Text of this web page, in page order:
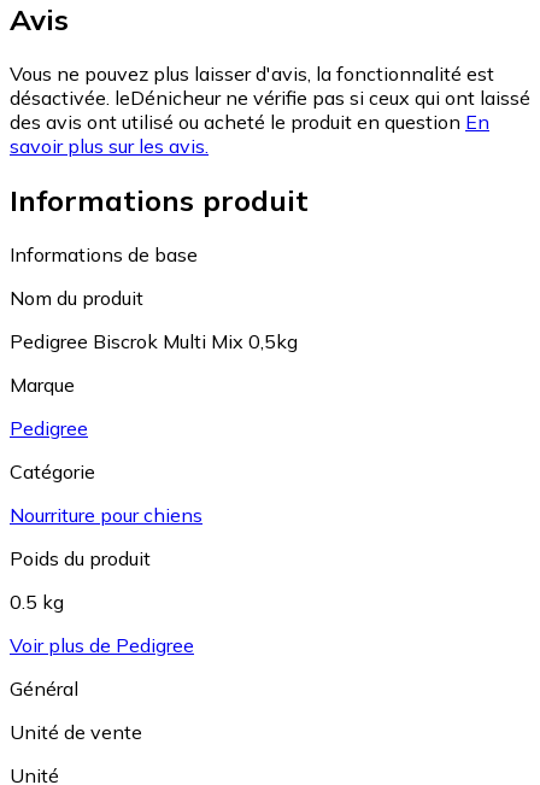
Avis
Vous ne pouvez plus laisser d'avis, la fonctionnalité est
désactivée. leDénicheur ne vérifie pas si ceux qui ont laissé
des avis ont utilisé ou acheté le produit en question En
savoir plus sur les avis.
Informations produit
Informations de base
Nom du produit
Pedigree Biscrok Multi Mix 0,5kg
Marque
Pedigree
Catégorie
Nourriture pour chiens
Poids du produit
0.5 kg
Voir plus de Pedigree
Général
Unité de vente
Unité